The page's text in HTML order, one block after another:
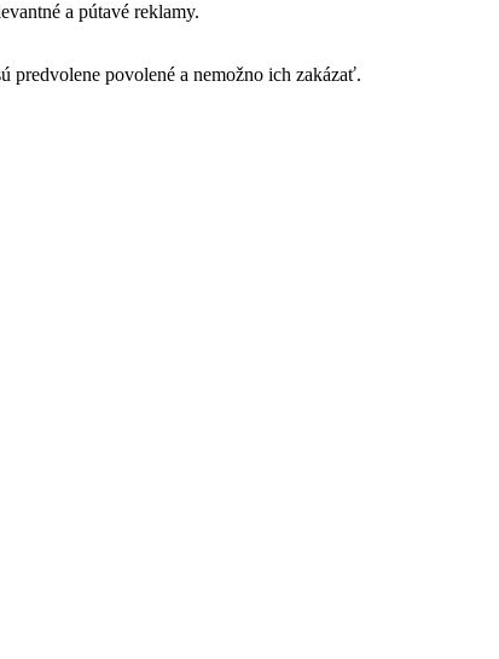
a pútavé reklamy.
predvolene povolené a nemožno ich zakázať.